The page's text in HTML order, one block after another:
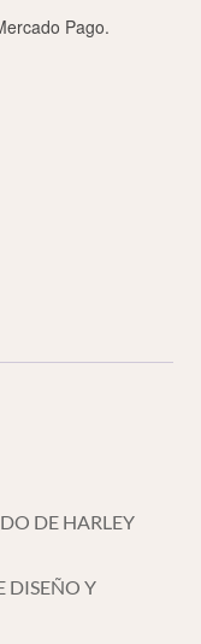
Pago.
DE HARLEY
DISEÑO Y